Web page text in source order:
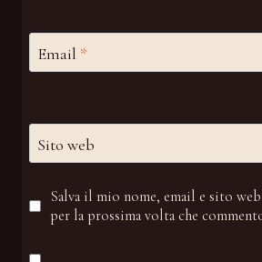
Email *
Sito web
Salva il mio nome, email e sito
per la prossima volta che